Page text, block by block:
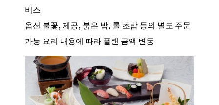
비스
옵션 불꽃, 제공, 붉은 밥, 롤 초밥 등의 별도 주문
가능 요리 내용에 따라 플랜 금액 변동